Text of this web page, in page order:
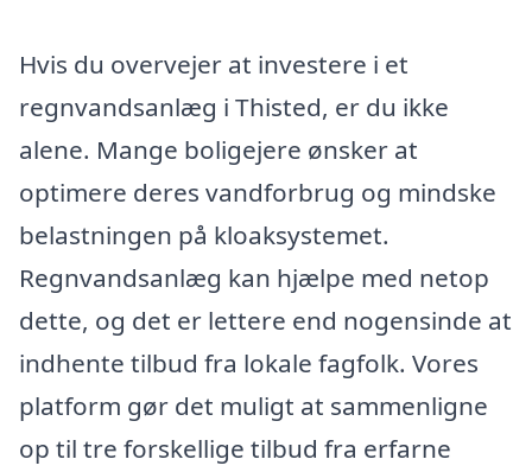
Hvis du overvejer at investere i et
regnvandsanlæg i Thisted, er du ikke
alene. Mange boligejere ønsker at
optimere deres vandforbrug og mindske
belastningen på kloaksystemet.
Regnvandsanlæg kan hjælpe med netop
dette, og det er lettere end nogensinde at
indhente tilbud fra lokale fagfolk. Vores
platform gør det muligt at sammenligne
op til tre forskellige tilbud fra erfarne